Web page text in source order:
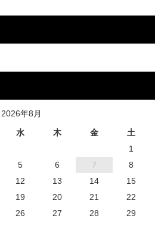
2026年8月
水 木 金
土
1
5 6 7
8
12 13 14
15
19 20 21
22
26 27 28
29